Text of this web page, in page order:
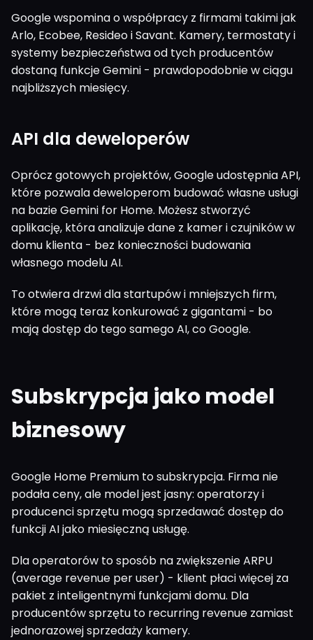
Google wspomina o współpracy z firmami takimi jak
Arlo, Ecobee, Resideo i Savant. Kamery, termostaty i
systemy bezpieczeństwa od tych producentów
dostaną funkcje Gemini - prawdopodobnie w ciągu
najbliższych miesięcy.
API dla deweloperów
Oprócz gotowych projektów, Google udostępnia API,
które pozwala deweloperom budować własne usługi
na bazie Gemini for Home. Możesz stworzyć
aplikację, która analizuje dane z kamer i czujników w
domu klienta - bez konieczności budowania
własnego modelu AI.
To otwiera drzwi dla startupów i mniejszych firm,
które mogą teraz konkurować z gigantami - bo
mają dostęp do tego samego AI, co Google.
Subskrypcja jako model
biznesowy
Google Home Premium to subskrypcja. Firma nie
podała ceny, ale model jest jasny: operatorzy i
producenci sprzętu mogą sprzedawać dostęp do
funkcji AI jako miesięczną usługę.
Dla operatorów to sposób na zwiększenie ARPU
(average revenue per user) - klient płaci więcej za
pakiet z inteligentnymi funkcjami domu. Dla
producentów sprzętu to recurring revenue zamiast
jednorazowej sprzedaży kamery.